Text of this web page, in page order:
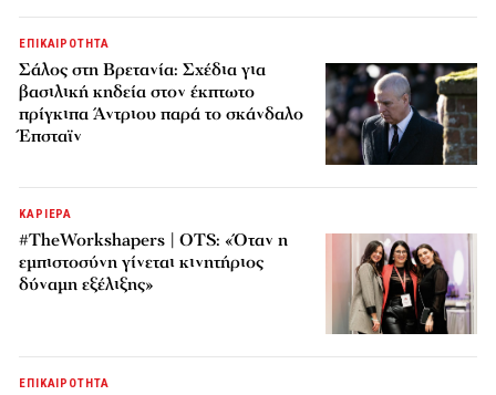
ΕΠΙΚΑΙΡΟΤΗΤΑ
Σάλος στη Βρετανία: Σχέδια για
βασιλική κηδεία στον έκπτωτο
πρίγκιπα Άντριου παρά το σκάνδαλο
Έπσταϊν
ΚΑΡΙΕΡΑ
#TheWorkshapers | OTS: «Όταν η
εμπιστοσύνη γίνεται κινητήριος
δύναμη εξέλιξης»
ΕΠΙΚΑΙΡΟΤΗΤΑ